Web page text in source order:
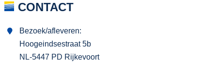
CONTACT
Bezoek/afleveren:
Hoogeindsestraat 5b
NL-5447 PD Rijkevoort